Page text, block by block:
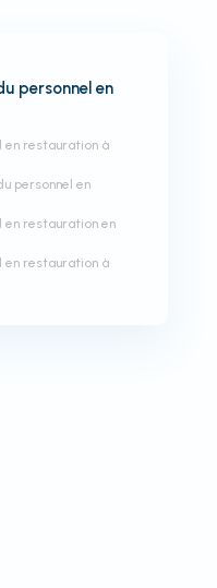
personnel en
en restauration à
personnel en
en restauration en
en restauration à